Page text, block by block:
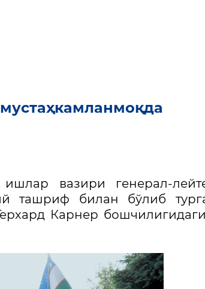
вазири генерал-
ташриф билан бўлиб
Карнер